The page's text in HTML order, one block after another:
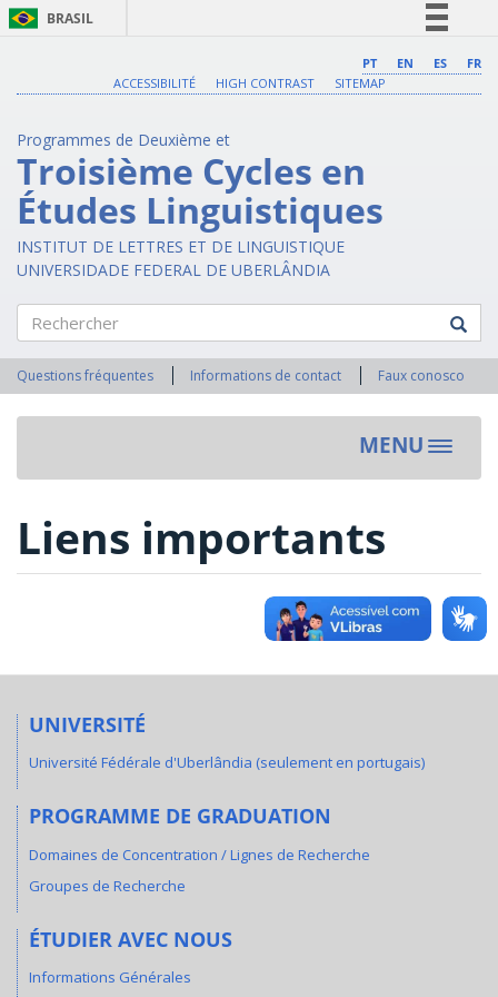
BRASIL
Comunica BR
Legislação
Canais
PT EN ES
FR
ACCESSIBILITÉ
HIGH CONTRAST SITEMAP
Programmes de Deuxième et
Troisième Cycles en
Études Linguistiques
INSTITUT DE LETTRES ET DE LINGUISTIQUE
UNIVERSIDADE FEDERAL DE UBERLÂNDIA
Rechercher
Questions fréquentes Informations de contact Faux conosco
MENU
Toggle
Liens importants
UNIVERSITÉ
Université Fédérale d'Uberlândia (seulement en portugais)
PROGRAMME DE GRADUATION
Domaines de Concentration / Lignes de Recherche
Groupes de Recherche
ÉTUDIER AVEC NOUS
Informations Générales